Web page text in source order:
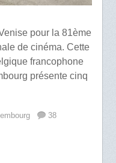
pour la 81ème
de cinéma. Cette
francophone
présente cinq
38